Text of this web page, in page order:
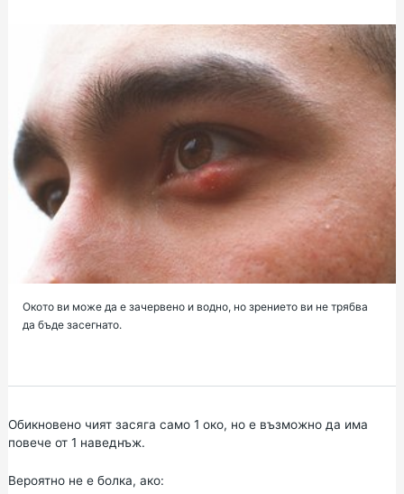
Окото ви може да е зачервено и водно, но зрението ви не трябва
да бъде засегнато.
Обикновено чият засяга само 1 око, но е възможно да има
повече от 1 наведнъж.
Вероятно не е болка, ако: